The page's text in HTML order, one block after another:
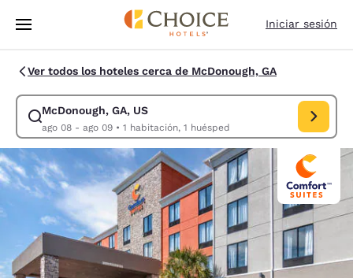
Pasar A Contenido Principal
Iniciar sesión
Ver todos los hoteles cerca de McDonough, GA
McDonough, GA, US
ago 08 - ago 09• 1 habitación, 1 huésped
Modificar la búsqueda de McDonough, GA, US. Fecha de check-in ago